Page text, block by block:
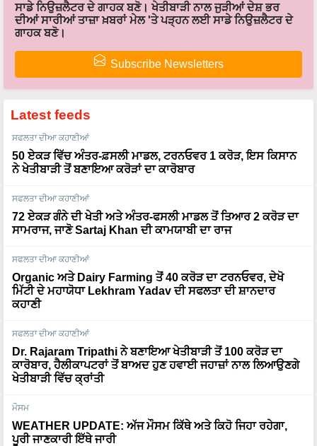
ਸਾਡੇ ਨਿਉਜ਼ਲੈਟਰ ਦੇ ਗਾਹਕ ਬਣੋ। ਖੇਤੀਬਾੜੀ ਨਾਲ ਜੁੜੀਆਂ ਦੇਸ਼ ਭਰ
ਦੀਆਂ ਸਾਰੀਆਂ ਤਾਜ਼ਾ ਖ਼ਬਰਾਂ ਮੇਲ 'ਤੇ ਪੜ੍ਹਨ ਲਈ ਸਾਡੇ ਨਿਉਜ਼ਲੈਟਰ ਦੇ
ਗਾਹਕ ਬਣੋ।
Subscribe Newsletters
Latest feeds
ਸਫਲਤਾ ਦੀਆ ਕਹਾਣੀਆਂ
50 ਏਕੜ ਵਿੱਚ ਅੰਤਰ-ਫ਼ਸਲੀ ਮਾਡਲ, ਟਰਨਓਵਰ 1 ਕਰੋੜ, ਇਸ ਕਿਸਾਨ
ਨੇ ਖੇਤੀਬਾੜੀ ਤੋਂ ਬਣਾਇਆ ਕਰੋੜਾਂ ਦਾ ਕਾਰੋਬਾਰ
ਸਫਲਤਾ ਦੀਆ ਕਹਾਣੀਆਂ
72 ਏਕੜ ਗੰਨੇ ਦੀ ਖੇਤੀ ਅਤੇ ਅੰਤਰ-ਫਸਲੀ ਮਾਡਲ ਤੋਂ ਤਿਆਰ 2 ਕਰੋੜ ਦਾ
ਸਾਮਰਾਜ, ਜਾਣੋ Sartaj Khan ਦੀ ਕਾਮਯਾਬੀ ਦਾ ਰਾਜ
ਸਫਲਤਾ ਦੀਆ ਕਹਾਣੀਆਂ
Organic ਅਤੇ Dairy Farming ਤੋਂ 40 ਕਰੋੜ ਦਾ ਟਰਨਓਵਰ, ਦੇਖੋ
ਮਿੱਟੀ ਦੇ ਮਹਾਯੋਧਾ Lekhram Yadav ਦੀ ਸਫਲਤਾ ਦੀ ਸ਼ਾਨਦਾਰ
ਕਹਾਣੀ
ਸਫਲਤਾ ਦੀਆ ਕਹਾਣੀਆਂ
Dr. Rajaram Tripathi ਨੇ ਬਣਾਇਆ ਖੇਤੀਬਾੜੀ ਤੋਂ 100 ਕਰੋੜ ਦਾ
ਕਾਰੋਬਾਰ, ਹੈਲੀਕਾਪਟਰਾਂ ਤੋਂ ਬਾਅਦ ਹੁਣ ਹਵਾਈ ਜਹਾਜ਼ਾਂ ਨਾਲ ਲਿਆਉਣਗੇ
ਖੇਤੀਬਾੜੀ ਵਿੱਚ ਕ੍ਰਾਂਤੀ
ਮੌਸਮ
WEATHER UPDATE: ਅੱਜ ਮੌਸਮ ਕਿੱਥੇ ਅਤੇ ਕਿਹੋ ਜਿਹਾ ਰਹੇਗਾ,
ਪੂਰੀ ਜਾਣਕਾਰੀ ਇੱਥੇ ਜਾਰੀ